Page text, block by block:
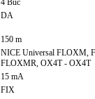
4 Buc
DA
150 m
NICE Universal FLOXM,
FLOXMR, OX4T - OX4T
15 mA
FIX